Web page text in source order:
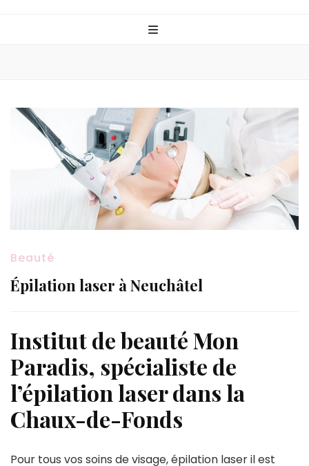
Beauté
Épilation laser à Neuchâtel
Institut de beauté Mon
Paradis, spécialiste de
l’épilation laser dans la
Chaux-de-Fonds
Pour tous vos soins de visage, épilation laser il est